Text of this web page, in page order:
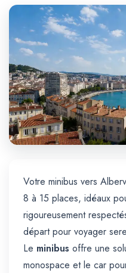
Trajet Longue Distance
Votre minibus vers
8 à 15 places, idéaux
rigoureusement
départ pour voyager
Le minibus offre une
monospace et le car